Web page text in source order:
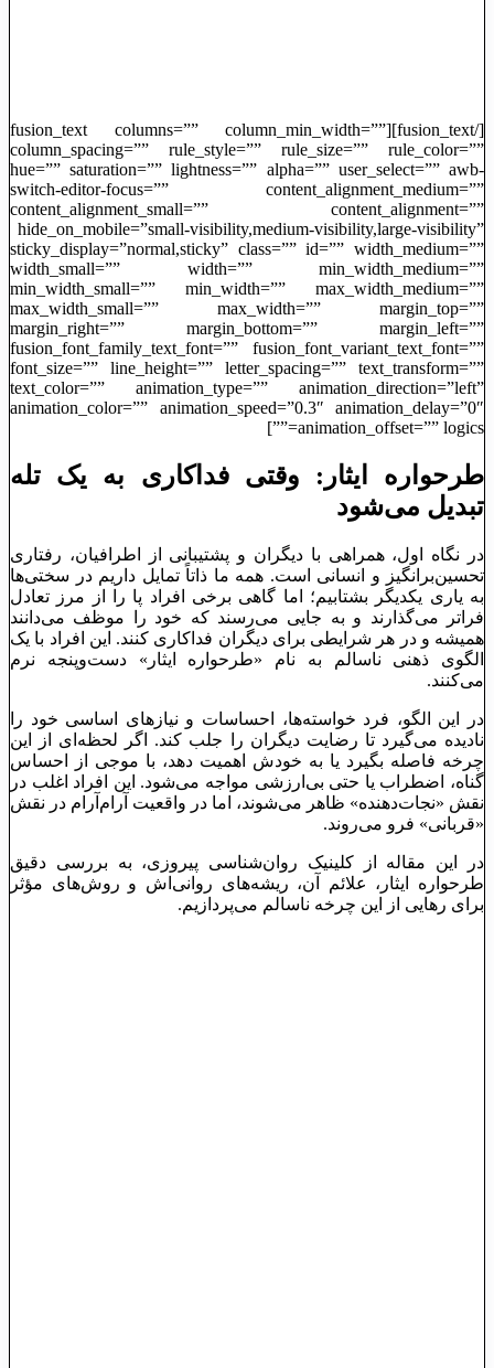
[/fusion_text][fusion_text columns=”” column_min_width=””
column_spacing=”” rule_style=”” rule_size=”” rule_color=””
hue=”” saturation=”” lightness=”” alpha=”” user_select=”” awb-
switch-editor-focus=”” content_alignment_medium=””
content_alignment_small=”” content_alignment=””
hide_on_mobile=”small-visibility,medium-visibility,large-visibility”
sticky_display=”normal,sticky” class=”” id=”” width_medium=””
width_small=”” width=”” min_width_medium=””
min_width_small=”” min_width=”” max_width_medium=””
max_width_small=”” max_width=”” margin_top=””
margin_right=”” margin_bottom=”” margin_left=””
fusion_font_family_text_font=”” fusion_font_variant_text_font=””
font_size=”” line_height=”” letter_spacing=”” text_transform=””
text_color=”” animation_type=”” animation_direction=”left”
animation_color=”” animation_speed=”0.3″ animation_delay=”0″
animation_offset=”” logics=””]
طرحواره ایثار: وقتی فداکاری به یک تله
تبدیل می‌شود
در نگاه اول، همراهی با دیگران و پشتیبانی از اطرافیان، رفتاری
تحسین‌برانگیز و انسانی است. همه ما ذاتاً تمایل داریم در سختی‌ها
به یاری یکدیگر بشتابیم؛ اما گاهی برخی افراد پا را از مرز تعادل
فراتر می‌گذارند و به جایی می‌رسند که خود را موظف می‌دانند
همیشه و در هر شرایطی برای دیگران فداکاری کنند. این افراد با یک
الگوی ذهنی ناسالم به نام «طرحواره ایثار» دست‌وپنجه نرم
می‌کنند.
در این الگو، فرد خواسته‌ها، احساسات و نیازهای اساسی خود را
نادیده می‌گیرد تا رضایت دیگران را جلب کند. اگر لحظه‌ای از این
چرخه فاصله بگیرد یا به خودش اهمیت دهد، با موجی از احساس
گناه، اضطراب یا حتی بی‌ارزشی مواجه می‌شود. این افراد اغلب در
نقش «نجات‌دهنده» ظاهر می‌شوند، اما در واقعیت آرام‌آرام در نقش
«قربانی» فرو می‌روند.
در این مقاله از کلینیک روان‌شناسی پیروزی، به بررسی دقیق
طرحواره ایثار، علائم آن، ریشه‌های روانی‌اش و روش‌های مؤثر
برای رهایی از این چرخه ناسالم می‌پردازیم.